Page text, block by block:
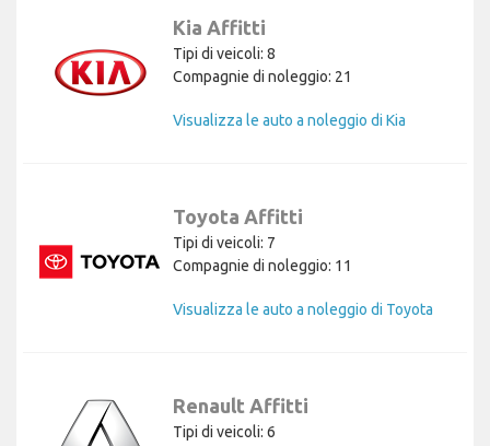
Kia Affitti
Tipi di veicoli: 8
Compagnie di noleggio: 21
Visualizza le auto a noleggio di Kia
Toyota Affitti
Tipi di veicoli: 7
Compagnie di noleggio: 11
Visualizza le auto a noleggio di Toyota
Renault Affitti
Tipi di veicoli: 6